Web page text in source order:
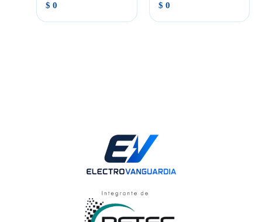
$ 0 $ 0